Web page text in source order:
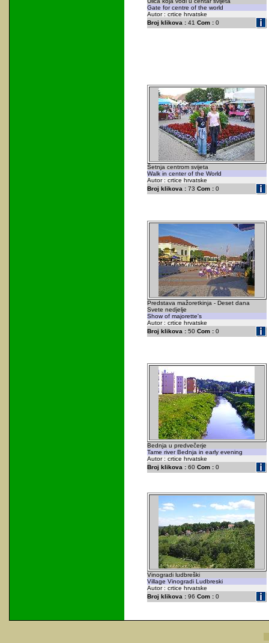
Gate for centre of the world
Autor : crtice hrvatske
Broj klikova :41 Com :0
Šetnja centrom svijeta
Walk in center of the World
Autor : crtice hrvatske
Broj klikova :73 Com :0
Predstava mažoretkinja - Deset dana
Svete nedjelje
Show of majorette's
Autor : crtice hrvatske
Broj klikova :50 Com :0
Bednja u predvečerje
Tame river Bednja in early evening
Autor : crtice hrvatske
Broj klikova :60 Com :0
Vinogradi ludbreški
Village Vinogradi Ludbreski
Autor : crtice hrvatske
Broj klikova :96 Com :0